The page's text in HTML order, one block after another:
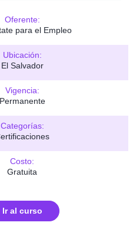
Oferente:
para el Empleo
Ubicación:
El Salvador
Vigencia:
Permanente
Categorías:
Costo:
Gratuita
Ir al curso